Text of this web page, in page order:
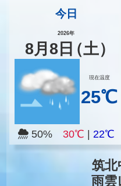
今日
2026年
8月8 日（土）
現在温度
25℃
50% 30℃ 22℃
筑北
雨雲